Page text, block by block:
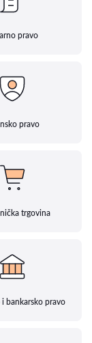
pravo
pravo
trgovina
i bankarsko pravo